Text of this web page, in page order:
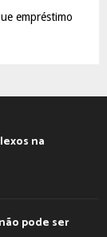
empréstimo
na
pode ser